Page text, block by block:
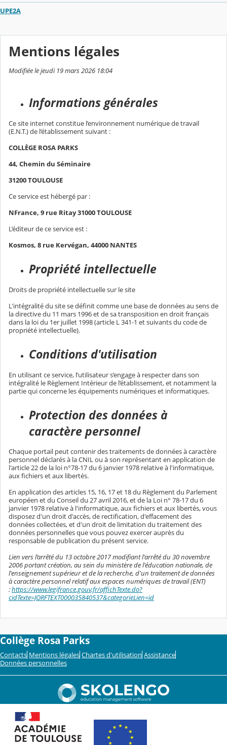
UPE2A
Mentions légales
Modifiée le jeudi 19 mars 2026 18:04
Informations générales
Ce site internet constitue l’environnement numérique de travail
(E.N.T.) de l’établissement suivant :
COLLÈGE ROSA PARKS
44, Chemin du Séminaire
31200 TOULOUSE
Ce service est hébergé par :
NFrance, 9 rue Ritay 31000 TOULOUSE
L’éditeur de ce service est :
Kosmos, 8 rue Kervégan, 44000 NANTES
Propriété intellectuelle
Droits de propriété intellectuelle sur le site
L'intégralité du site se définit comme une base de données au sens de
la directive du 11 mars 1996 et de sa transposition en droit français
dans la loi du 1er juillet 1998 (article L 341-1 et suivants du code de
propriété intellectuelle).
Conditions d'utilisation
En utilisant ce service, l’utilisateur s’engage à respecter dans son
intégralité le Règlement Intérieur de l’établissement, et notamment la
partie qui concerne les équipements numériques et informatiques.
Protection des données à
caractère personnel
Chaque portail peut contenir des traitements de données à caractère
personnel déclarés à la CNIL ou à son représentant en application de
l'article 22 de la loi n°78-17 du 6 janvier 1978 relative à l'informatique,
aux fichiers et aux libertés.
En application des articles 15, 16, 17 et 18 du Règlement du Parlement
européen et du Conseil du 27 avril 2016, et de la Loi n° 78-17 du 6
janvier 1978 relative à l'informatique, aux fichiers et aux libertés, vous
disposez d'un droit d'accès, de rectification, d'effacement des
données collectées, et d'un droit de limitation du traitement des
données personnelles que vous pouvez exercer auprès du
responsable de publication du présent service.
Lien vers l’arrêté du 13 octobre 2017 modifiant l'arrêté du 30 novembre
2006 portant création, au sein du ministère de l'éducation nationale, de
l'enseignement supérieur et de la recherche, d'un traitement de données
à caractère personnel relatif aux espaces numériques de travail (ENT)
:https://www.legifrance.gouv.fr/affichTexte.do?
cidTexte=JORFTEXT000035840537&categorieLien=id
Collège Rosa Parks
Contacts Mentions légales Chartes d'utilisation Assistance
Données personnelles